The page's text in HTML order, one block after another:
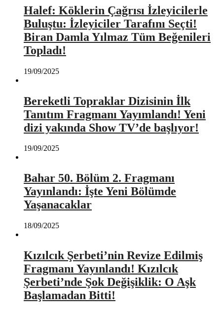
Halef: Köklerin Çağrısı İzleyicilerle
Buluştu: İzleyiciler Tarafını Seçti!
Biran Damla Yılmaz Tüm Beğenileri
Topladı!
19/09/2025
Bereketli Topraklar Dizisinin İlk
Tanıtım Fragmanı Yayımlandı! Yeni
dizi yakında Show TV’de başlıyor!
19/09/2025
Bahar 50. Bölüm 2. Fragmanı
Yayınlandı: İşte Yeni Bölümde
Yaşanacaklar
18/09/2025
Kızılcık Şerbeti’nin Revize Edilmiş
Fragmanı Yayınlandı! Kızılcık
Şerbeti’nde Şok Değişiklik: O Aşk
Başlamadan Bitti!